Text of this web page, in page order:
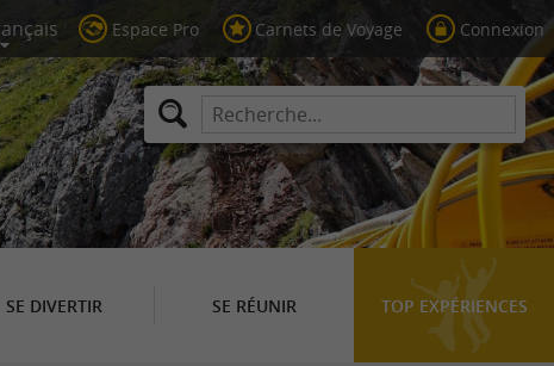
Espace Pro Carnets de Voyage Connexion
SE DIVERTIR SE RÉUNIR TOP EXPÉRIENCES